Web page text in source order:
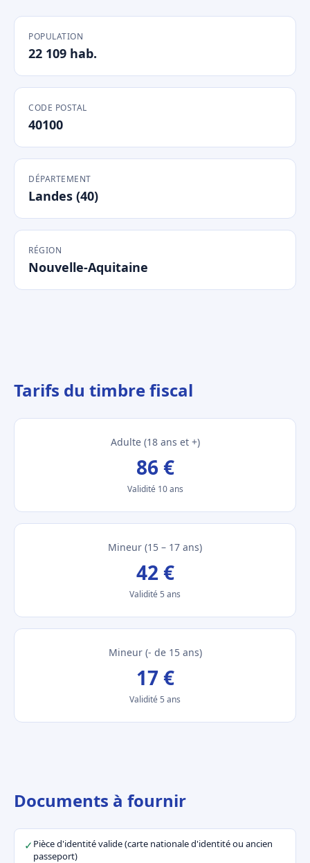
POPULATION
22 109 hab.
CODE POSTAL
40100
DÉPARTEMENT
Landes (40)
RÉGION
Nouvelle-Aquitaine
Tarifs du timbre fiscal
Adulte (18 ans et +)
86 €
Validité 10 ans
Mineur (15 – 17 ans)
42 €
Validité 5 ans
Mineur (- de 15 ans)
17 €
Validité 5 ans
Documents à fournir
✓ Pièce d'identité valide (carte nationale d'identité ou ancien
passeport)